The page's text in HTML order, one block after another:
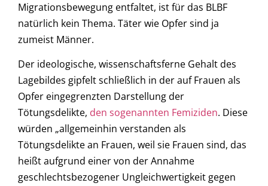
Migrationsbewegung entfaltet, ist für das BLBF
natürlich kein Thema. Täter wie Opfer sind ja
zumeist Männer.
Der ideologische, wissenschaftsferne Gehalt des
Lagebildes gipfelt schließlich in der auf Frauen als
Opfer eingegrenzten Darstellung der
Tötungsdelikte, den sogenannten Femiziden. Diese
würden „allgemeinhin verstanden als
Tötungsdelikte an Frauen, weil sie Frauen sind, das
heißt aufgrund einer von der Annahme
geschlechtsbezogener Ungleichwertigkeit gegen